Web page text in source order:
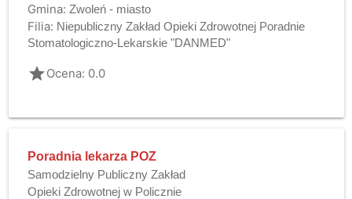
Gmina: Zwoleń - miasto
Filia: Niepubliczny Zakład Opieki Zdrowotnej Poradnie
Stomatologiczno-Lekarskie "DANMED"
gradeOcena: 0.0
Poradnia lekarza POZ
Samodzielny Publiczny Zakład
Opieki Zdrowotnej w Policznie